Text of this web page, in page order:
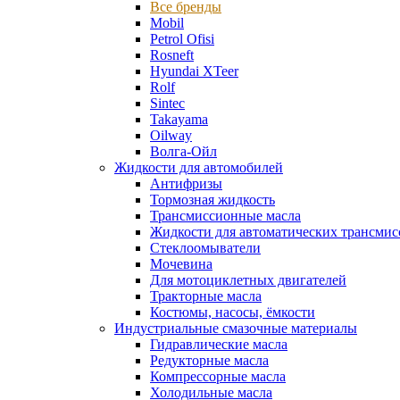
Все бренды
Mobil
Petrol Ofisi
Rosneft
Hyundai XTeer
Rolf
Sintec
Takayama
Oilway
Волга-Ойл
Жидкости для автомобилей
Антифризы
Тормозная жидкость
Трансмиссионные масла
Жидкости для автоматических
Стеклоомыватели
Мочевина
Для мотоциклетных двигателей
Тракторные масла
Костюмы, насосы, ёмкости
Индустриальные смазочные материалы
Гидравлические масла
Редукторные масла
Компрессорные масла
Холодильные масла